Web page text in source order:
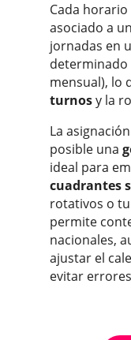
Cada
asociado a
jornadas en
determinado
mensual), lo
turnosy la
La
posible una
ideal para
cuadrantes
rotativos o
permite
nacionales,
ajustar el
evitar